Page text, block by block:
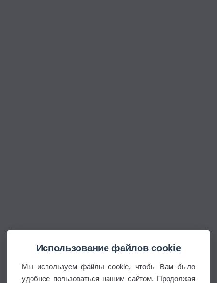
Использование файлов cookie
Мы используем файлы cookie, чтобы Вам было
удобнее пользоваться нашим сайтом. Продолжая